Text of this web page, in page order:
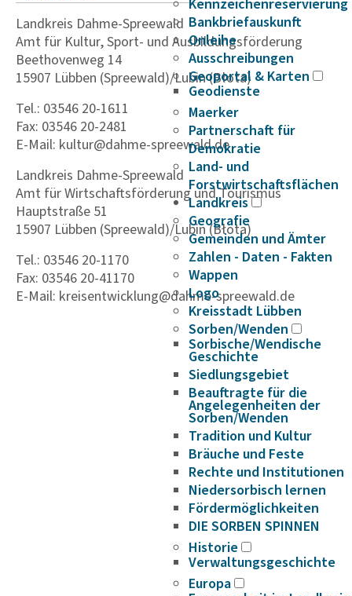
Kennzeichenreservierung
Bankbriefauskunft
Onleihe
Ausschreibungen
Geoportal & Karten
Geodienste
Maerker
Partnerschaft für
Demokratie
Land- und
Forstwirtschaftsflächen
Landkreis
Geografie
Gemeinden und Ämter
Zahlen - Daten - Fakten
Wappen
Logo
Kreisstadt Lübben
Sorben/Wenden
Sorbische/Wendische
Geschichte
Siedlungsgebiet
Beauftragte für die
Angelegenheiten der
Sorben/Wenden
Tradition und Kultur
Bräuche und Feste
Rechte und Institutionen
Niedersorbisch lernen
Fördermöglichkeiten
DIE SORBEN SPINNEN
Historie
Verwaltungsgeschichte
Europa
Landkreis Dahme-Spreewald
Amt für Kultur, Sport- und Ausbildungsförderung
Beethovenweg 14
15907 Lübben (Spreewald)/Lubin (Błota)
Tel.: 03546 20-1611
Fax: 03546 20-2481
E-Mail: kultur@dahme-spreewald.de
Landkreis Dahme-Spreewald
Amt für Wirtschaftsförderung und Tourismus
Hauptstraße 51
15907 Lübben (Spreewald)/Lubin (Błota)
Tel.: 03546 20-1170
Fax: 03546 20-41170
E-Mail: kreisentwicklung@dahme-spreewald.de